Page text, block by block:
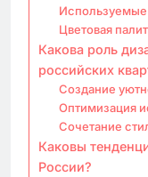
Цветовая
Какова роль
российских
Создание
Оптимизация
Сочетание
Каковы
России?